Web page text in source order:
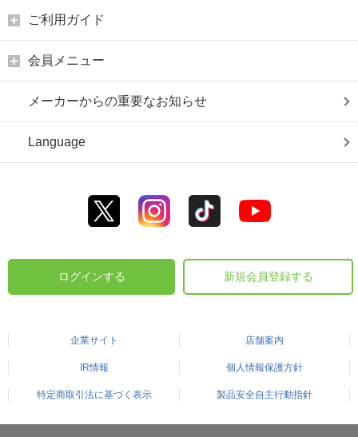
ご利用ガイド
会員メニュー
メーカーからの重要なお知らせ
Language
ログインする 新規会員登録する
企業サイト 店舗案内
IR情報 個人情報保護方針
特定商取引法に基づく表示 製品安全自主行動指針